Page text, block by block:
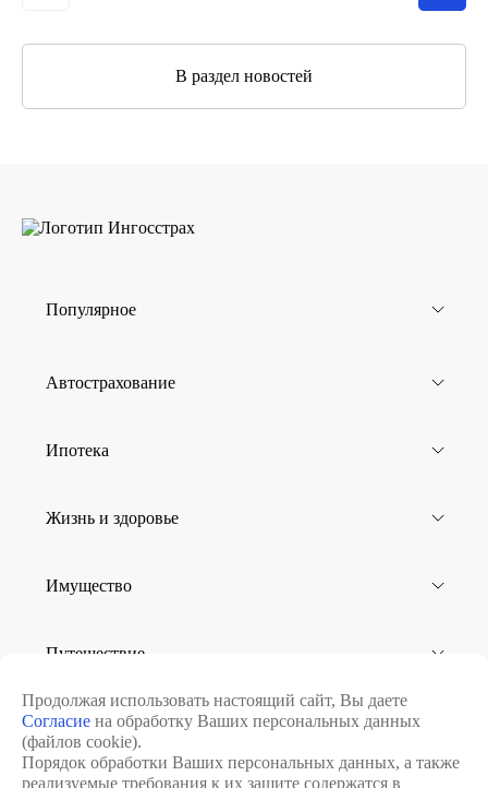
В раздел новостей
Популярное
Автострахование
Ипотека
Жизнь и здоровье
Имущество
Путешествие
Юридическим лицам
Продолжая использовать настоящий сайт, Вы даете
Согласие на обработку Ваших персональных данных
(файлов cookie).
Порядок обработки Ваших персональных данных, а также
реализуемые требования к их защите содержатся в